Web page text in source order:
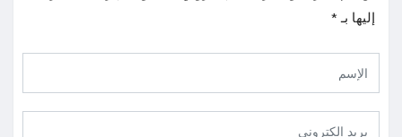
إليها بـ*